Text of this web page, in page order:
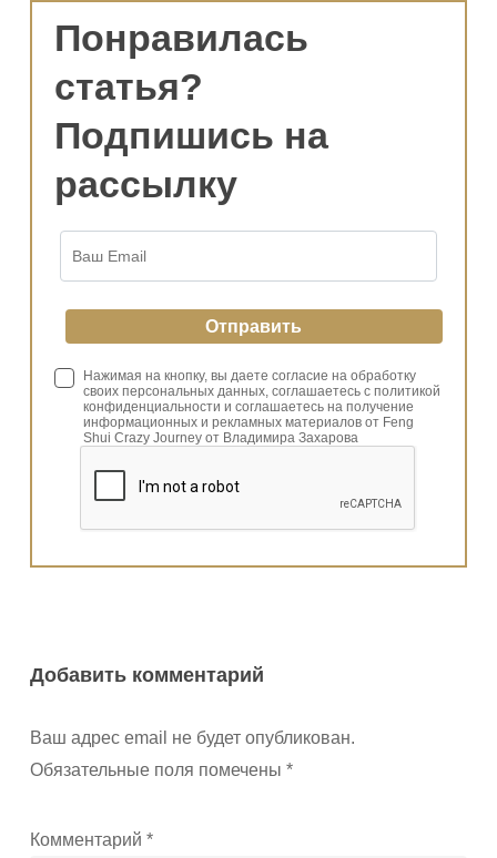
Понравилась
статья?
Подпишись на
рассылку
Нажимая на кнопку, вы даете согласие на обработку
своих персональных данных, соглашаетесь с политикой
конфиденциальности и соглашаетесь на получение
информационных и рекламных материалов от Feng
Shui Crazy Journey от Владимира Захарова
Добавить комментарий
Ваш адрес email не будет опубликован.
Обязательные поля помечены *
Комментарий *